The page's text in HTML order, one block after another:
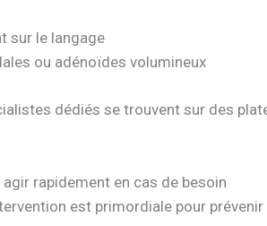
sur le langage
ou adénoïdes volumineux
dédiés se trouvent sur des
rapidement en cas de besoin
est primordiale pour